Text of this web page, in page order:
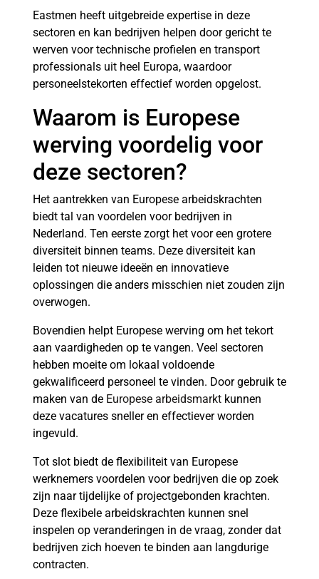
Eastmen heeft uitgebreide expertise in deze
sectoren en kan bedrijven helpen door gericht te
werven voor technische profielen en transport
professionals uit heel Europa, waardoor
personeelstekorten effectief worden opgelost.
Waarom is Europese
werving voordelig voor
deze sectoren?
Het aantrekken van Europese arbeidskrachten
biedt tal van voordelen voor bedrijven in
Nederland. Ten eerste zorgt het voor een grotere
diversiteit binnen teams. Deze diversiteit kan
leiden tot nieuwe ideeën en innovatieve
oplossingen die anders misschien niet zouden zijn
overwogen.
Bovendien helpt Europese werving om het tekort
aan vaardigheden op te vangen. Veel sectoren
hebben moeite om lokaal voldoende
gekwalificeerd personeel te vinden. Door gebruik te
maken van de Europese arbeidsmarkt kunnen
deze vacatures sneller en effectiever worden
ingevuld.
Tot slot biedt de flexibiliteit van Europese
werknemers voordelen voor bedrijven die op zoek
zijn naar tijdelijke of projectgebonden krachten.
Deze flexibele arbeidskrachten kunnen snel
inspelen op veranderingen in de vraag, zonder dat
bedrijven zich hoeven te binden aan langdurige
contracten.